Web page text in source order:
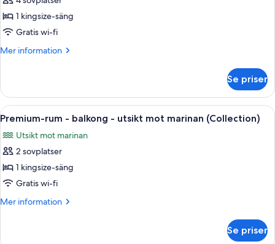
-
balkong
havsutsikt
1 kingsize-säng
Gratis wi-fi
Mer information
Mer
-
balkong
-
Se priser
Öppna
alla
foton
för
Premium-
rum
-
utsikt
Ett hotellrum med en stor säng, en
5
Premium-rum - balkong - utsikt mot marinan (Collection)
Utsikt mot marinan
2 sovplatser
1 kingsize-säng
Gratis wi-fi
Mer information
Mer
Se priser